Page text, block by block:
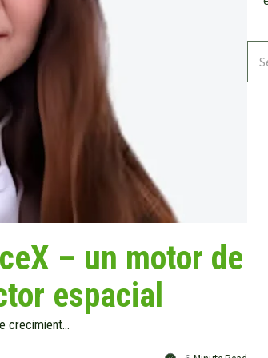
– un motor de
espacial
WisdomTree : El efecto SpaceX – un motor de crecimiento para todo el sector espacial